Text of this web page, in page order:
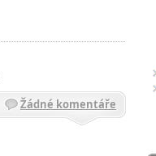
Žádné komentáře